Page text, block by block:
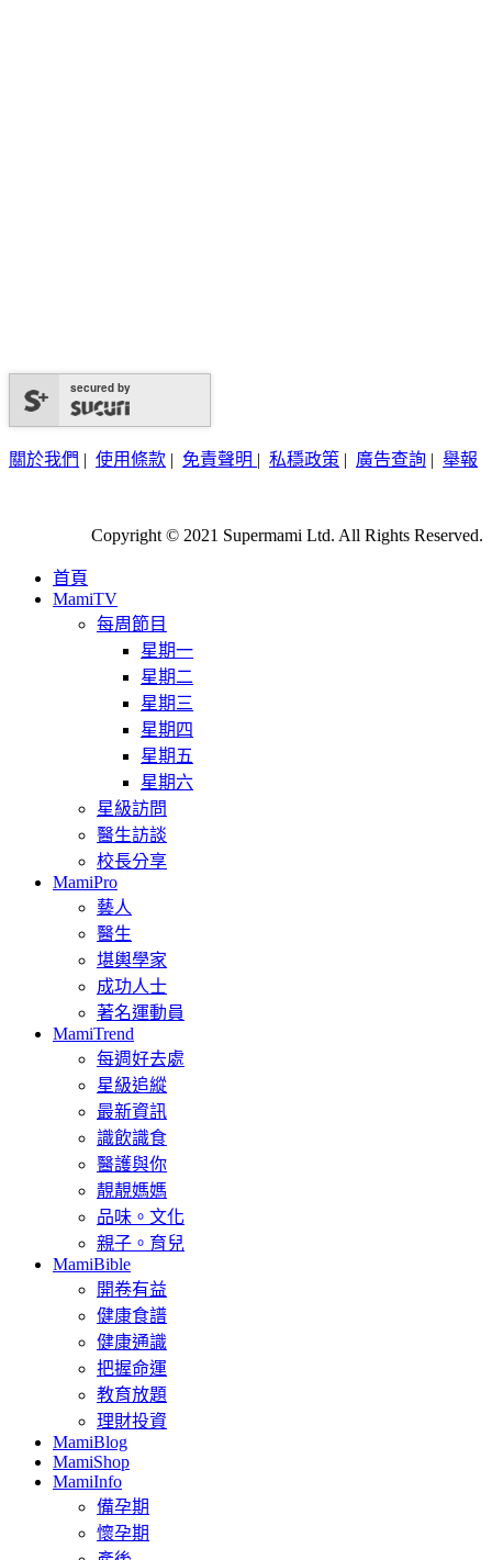
secured by
關於我們 | 使用條款 | 免責聲明 | 私穩政策 | 廣告查詢 | 舉報
Copyright © 2021 Supermami Ltd. All Rights Reserved.
首頁
MamiTV
每周節目
星期一
星期二
星期三
星期四
星期五
星期六
星級訪問
醫生訪談
校長分享
MamiPro
藝人
醫生
堪輿學家
成功人士
著名運動員
MamiTrend
每週好去處
星級追縱
最新資訊
識飲識食
醫護與你
靚靚媽媽
品味。文化
親子。育兒
MamiBible
開卷有益
健康食譜
健康通識
把握命運
教育放題
理財投資
MamiBlog
MamiShop
MamiInfo
備孕期
懷孕期